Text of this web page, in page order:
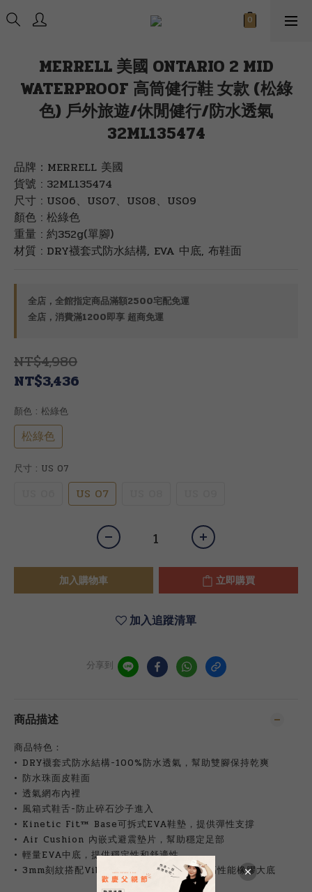
MERRELL 美國 ONTARIO 2 MID
WATERPROOF 高筒健行鞋 女款 (松綠
色) 戶外旅遊/休閒健行/防水透氣
32ML135474
品牌：MERRELL 美國
貨號 : 32ML135474
尺寸 : US06、US07、US08、US09
顏色 : 松綠色
重量 : 約352g(單腳)
材質 : DRY襪套式防水結構, EVA 中底, 布鞋面
全店，全館指定商品滿額2500宅配免運
全店，消費滿1200即享 超商免運
NT$4,980
NT$3,436
顏色 : 松綠色
松綠色
尺寸 : US 07
US 07
加入購物車 立即購買
加入追蹤清單
分享到
商品描述
商品特色：
• DRY襪套式防水結構-100%防水透氣，幫助雙腳保持乾爽
• 防水珠面皮鞋面
• 透氣網布內裡
• 風箱式鞋舌-防止碎石沙子進入
• Kinetic Fit™ Base可拆式EVA鞋墊，提供彈性支撐
• Air Cushion 內嵌式避震墊片，幫助穩定足部
• 輕量EVA中底，提供穩定性和舒適性
• 3mm刻紋搭配Vibram®MegaGrip全方位高性能橡膠大底